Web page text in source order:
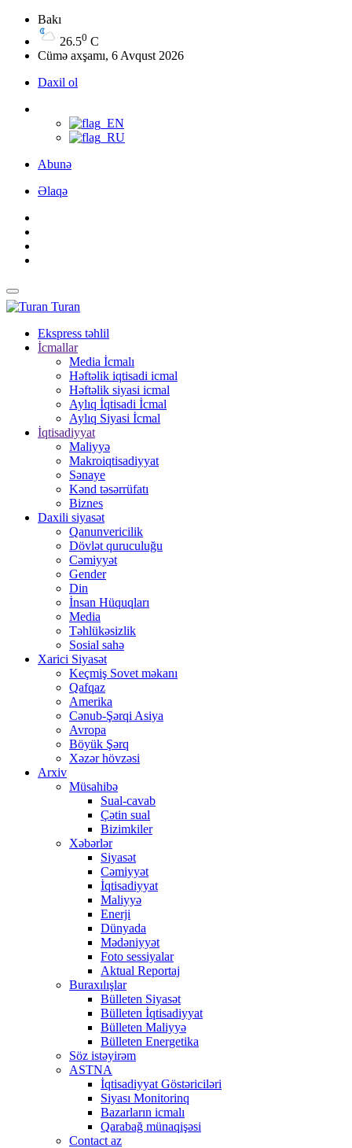
Bakı
26.50 C
Cümə axşamı, 6 Avqust 2026
Daxil ol
Abunə
Əlaqə
Turan
Ekspress təhlil
İcmallar
Media İcmalı
Həftəlik iqtisadi icmal
Həftəlik siyasi icmal
Aylıq İqtisadi İcmal
Aylıq Siyasi İcmal
İqtisadiyyat
Maliyyə
Makroiqtisadiyyat
Sənaye
Kənd təsərrüfatı
Biznes
Daxili siyasət
Qanunvericilik
Dövlət quruculuğu
Cəmiyyət
Gender
Din
İnsan Hüquqları
Media
Təhlükəsizlik
Sosial sahə
Xarici Siyasət
Keçmiş Sovet məkanı
Qafqaz
Amerika
Cənub-Şərqi Asiya
Avropa
Böyük Şərq
Xəzər hövzəsi
Arxiv
Müsahibə
Sual-cavab
Çətin sual
Bizimkiler
Xəbərlər
Siyasət
Cəmiyyət
İqtisadiyyat
Maliyyə
Enerji
Dünyada
Mədəniyyət
Foto sessiyalar
Aktual Reportaj
Buraxılışlar
Bülleten Siyasət
Bülleten İqtisadiyyat
Bülleten Maliyyə
Bülleten Energetika
Söz istəyirəm
ASTNA
İqtisadiyyat Göstəriciləri
Siyası Monitorinq
Bazarların icmalı
Qarabağ münaqişəsi
Contact az